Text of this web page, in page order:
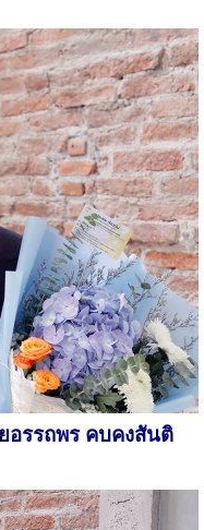
อรรถพร คบคงสันติ